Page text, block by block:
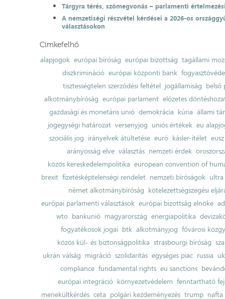
Tárgyra térés, szómegvonás – parlamenti
A nemzetiségi részvétel kérdései a 2026-os
választásokon
Címkefelhő
alapjogok európai bíróság európai bizottság tagállami
diszkrimináció európai központi bank
tisztességtelen szerződési feltétel jogállamiság belső
alkotmánybíróság európai parlament előzetes
gazdasági és monetáris unió demokrácia kúria állami
jogegységi határozat versenyjog uniós értékek eu
szociális jog irányelvek átültetése euró kásler-ítélet
arányosság elve választás nemzeti érdek
közös kereskedelempolitika european convention of
brexit fizetésképtelenségi rendelet nemzeti bíróságok ultra
német alkotmánybíróság kötelezettségszegési
európai parlamenti választások európai bizottság elnöke
wto bankunió magyarország energiapolitika
fogyatékosok jogai btk alkotmányjog fővárosi
közös kül- és biztonságpolitika strasbourgi bíróság
ukrán válság migráció szolidaritás egységes piac russia
compliance fundamental rights eu sanctions
európai integráció környezetvédelem fenntartható
menekültkérdés ceta polgári kezdeményezés trump nafta